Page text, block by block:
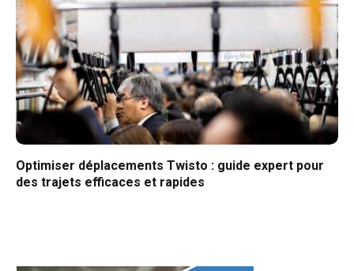
Optimiser déplacements Twisto : guide expert pour
des trajets efficaces et rapides